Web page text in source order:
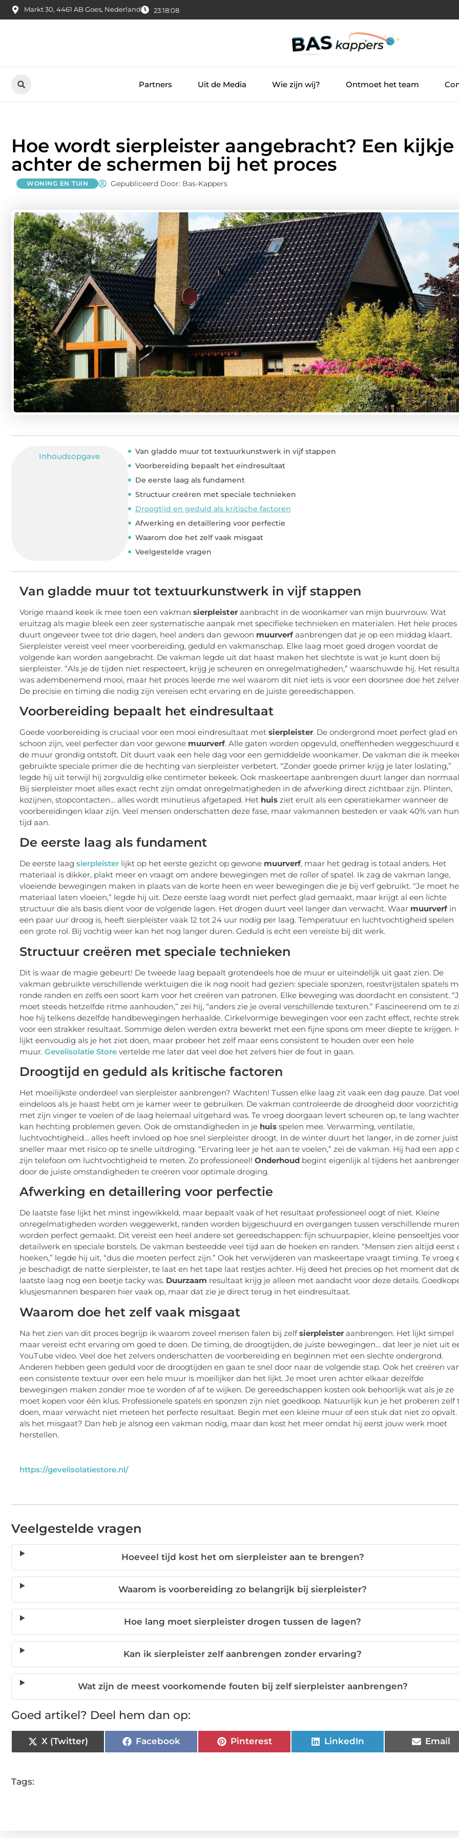
Markt 30, 4461 AB Goes, Nederland 23:18:09
Partners Uit de Media Wie zijn wij? Ontmoet het team
Hoe wordt sierpleister aangebracht? Een kijkje
achter de schermen bij het proces
WONING EN TUIN Gepubliceerd Door: Bas-Kappers
Inhoudsopgave
Van gladde muur tot textuurkunstwerk in vijf stappen
Voorbereiding bepaalt het eindresultaat
De eerste laag als fundament
Structuur creëren met speciale technieken
Droogtijd en geduld als kritische factoren
Afwerking en detaillering voor perfectie
Waarom doe het zelf vaak misgaat
Veelgestelde vragen
Van gladde muur tot textuurkunstwerk in vijf stappen
Vorige maand keek ik mee toen een vakman sierpleister aanbracht in de woonkamer van mijn buurvrouw. Wat
eruitzag als magie bleek een zeer systematische aanpak met specifieke technieken en materialen. Het hele proces
duurt ongeveer twee tot drie dagen, heel anders dan gewoon muurverf aanbrengen dat je op een middag klaart.
Sierpleister vereist veel meer voorbereiding, geduld en vakmanschap. Elke laag moet goed drogen voordat de
volgende kan worden aangebracht. De vakman legde uit dat haast maken het slechtste is wat je kunt doen bij
sierpleister. “Als je de tijden niet respecteert, krijg je scheuren en onregelmatigheden,” waarschuwde hij. Het
was adembenemend mooi, maar het proces leerde me wel waarom dit niet iets is voor een doorsnee doe het
De precisie en timing die nodig zijn vereisen echt ervaring en de juiste gereedschappen.
Voorbereiding bepaalt het eindresultaat
Goede voorbereiding is cruciaal voor een mooi eindresultaat met sierpleister. De ondergrond moet perfect glad en
schoon zijn, veel perfecter dan voor gewone muurverf. Alle gaten worden opgevuld, oneffenheden weggeschuurd
de muur grondig ontstoft. Dit duurt vaak een hele dag voor een gemiddelde woonkamer. De vakman die ik
gebruikte speciale primer die de hechting van sierpleister verbetert. “Zonder goede primer krijg je later loslating,”
legde hij uit terwijl hij zorgvuldig elke centimeter bekeek. Ook maskeertape aanbrengen duurt langer dan
Bij sierpleister moet alles exact recht zijn omdat onregelmatigheden in de afwerking direct zichtbaar zijn. Plinten,
kozijnen, stopcontacten… alles wordt minutieus afgetaped. Het huis ziet eruit als een operatiekamer wanneer de
voorbereidingen klaar zijn. Veel mensen onderschatten deze fase, maar vakmannen besteden er vaak 40% van hun
tijd aan.
De eerste laag als fundament
De eerste laag sierpleister lijkt op het eerste gezicht op gewone muurverf, maar het gedrag is totaal anders. Het
materiaal is dikker, plakt meer en vraagt om andere bewegingen met de roller of spatel. Ik zag de vakman lange,
vloeiende bewegingen maken in plaats van de korte heen en weer bewegingen die je bij verf gebruikt. “Je moet
materiaal laten vloeien,” legde hij uit. Deze eerste laag wordt niet perfect glad gemaakt, maar krijgt al een lichte
structuur die als basis dient voor de volgende lagen. Het drogen duurt veel langer dan verwacht. Waar muurverf in
een paar uur droog is, heeft sierpleister vaak 12 tot 24 uur nodig per laag. Temperatuur en luchtvochtigheid spelen
een grote rol. Bij vochtig weer kan het nog langer duren. Geduld is echt een vereiste bij dit werk.
Structuur creëren met speciale technieken
Dit is waar de magie gebeurt! De tweede laag bepaalt grotendeels hoe de muur er uiteindelijk uit gaat zien. De
vakman gebruikte verschillende werktuigen die ik nog nooit had gezien: speciale sponzen, roestvrijstalen spatels
ronde randen en zelfs een soort kam voor het creëren van patronen. Elke beweging was doordacht en consistent.
moet steeds hetzelfde ritme aanhouden,” zei hij, “anders zie je overal verschillende texturen.” Fascineerend om te
hoe hij telkens dezelfde handbewegingen herhaalde. Cirkelvormige bewegingen voor een zacht effect, rechte
voor een strakker resultaat. Sommige delen werden extra bewerkt met een fijne spons om meer diepte te krijgen.
lijkt eenvoudig als je het ziet doen, maar probeer het zelf maar eens consistent te houden over een hele
muur. Gevelisolatie Store vertelde me later dat veel doe het zelvers hier de fout in gaan.
Droogtijd en geduld als kritische factoren
Het moeilijkste onderdeel van sierpleister aanbrengen? Wachten! Tussen elke laag zit vaak een dag pauze. Dat
eindeloos als je haast hebt om je kamer weer te gebruiken. De vakman controleerde de droogheid door voorzichtig
met zijn vinger te voelen of de laag helemaal uitgehard was. Te vroeg doorgaan levert scheuren op, te lang
kan hechting problemen geven. Ook de omstandigheden in je huis spelen mee. Verwarming, ventilatie,
luchtvochtigheid… alles heeft invloed op hoe snel sierpleister droogt. In de winter duurt het langer, in de zomer juist
sneller maar met risico op te snelle uitdroging. “Ervaring leer je het aan te voelen,” zei de vakman. Hij had een app
zijn telefoon om luchtvochtigheid te meten. Zo professioneel! Onderhoud begint eigenlijk al tijdens het
door de juiste omstandigheden te creëren voor optimale droging.
Afwerking en detaillering voor perfectie
De laatste fase lijkt het minst ingewikkeld, maar bepaalt vaak of het resultaat professioneel oogt of niet. Kleine
onregelmatigheden worden weggewerkt, randen worden bijgeschuurd en overgangen tussen verschillende muren
worden perfect gemaakt. Dit vereist een heel andere set gereedschappen: fijn schuurpapier, kleine penseeltjes voor
detailwerk en speciale borstels. De vakman besteedde veel tijd aan de hoeken en randen. “Mensen zien altijd eerst
hoeken,” legde hij uit, “dus die moeten perfect zijn.” Ook het verwijderen van maskeertape vraagt timing. Te vroeg
je beschadigt de natte sierpleister, te laat en het tape laat restjes achter. Hij deed het precies op het moment dat
laatste laag nog een beetje tacky was. Duurzaam resultaat krijg je alleen met aandacht voor deze details.
klusjesmannen besparen hier vaak op, maar dat zie je direct terug in het eindresultaat.
Waarom doe het zelf vaak misgaat
Na het zien van dit proces begrijp ik waarom zoveel mensen falen bij zelfsierpleister aanbrengen. Het lijkt simpel
maar vereist echt ervaring om goed te doen. De timing, de droogtijden, de juiste bewegingen… dat leer je niet uit
YouTube video. Veel doe het zelvers onderschatten de voorbereiding en beginnen met een slechte ondergrond.
Anderen hebben geen geduld voor de droogtijden en gaan te snel door naar de volgende stap. Ook het creëren
een consistente textuur over een hele muur is moeilijker dan het lijkt. Je moet uren achter elkaar dezelfde
bewegingen maken zonder moe te worden of af te wijken. De gereedschappen kosten ook behoorlijk wat als je ze
moet kopen voor één klus. Professionele spatels en sponzen zijn niet goedkoop. Natuurlijk kun je het proberen zelf
doen, maar verwacht niet meteen het perfecte resultaat. Begin met een kleine muur of een stuk dat niet zo opvalt.
als het misgaat? Dan heb je alsnog een vakman nodig, maar dan kost het meer omdat hij eerst jouw werk moet
herstellen.
https://gevelisolatiestore.nl/
Veelgestelde vragen
Hoeveel tijd kost het om sierpleister aan te brengen?
Waarom is voorbereiding zo belangrijk bij sierpleister?
Hoe lang moet sierpleister drogen tussen de lagen?
Kan ik sierpleister zelf aanbrengen zonder ervaring?
Wat zijn de meest voorkomende fouten bij zelf sierpleister aanbrengen?
Goed artikel? Deel hem dan op:
X (Twitter) Facebook Pinterest LinkedIn Email
Tags: